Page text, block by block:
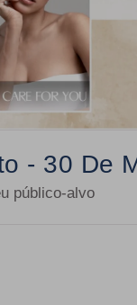
- 30 De
público-alvo